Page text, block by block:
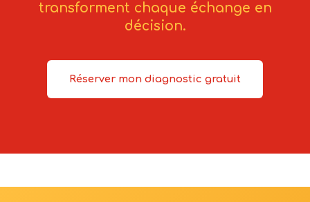
transforment chaque échange en
décision.
Réserver mon diagnostic gratuit